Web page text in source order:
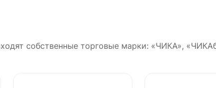
собственные торговые марки: «ЧИКА»,